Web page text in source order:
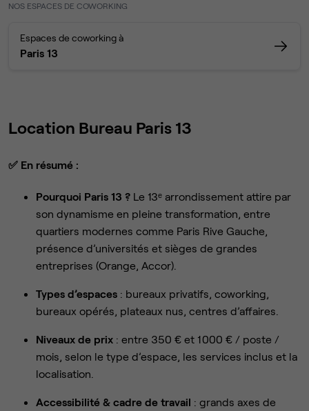
NOS ESPACES DE COWORKING
Espaces de coworking à
Paris 13
Location Bureau Paris 13
✅ En résumé :
Pourquoi Paris 13 ? Le 13ᵉ arrondissement attire par
son dynamisme en pleine transformation, entre
quartiers modernes comme Paris Rive Gauche,
présence d’universités et sièges de grandes
entreprises (Orange, Accor).
Types d’espaces : bureaux privatifs, coworking,
bureaux opérés, plateaux nus, centres d’affaires.
Niveaux de prix : entre 350 € et 1 000 € / poste /
mois, selon le type d’espace, les services inclus et la
localisation.
Accessibilité & cadre de travail : grands axes de